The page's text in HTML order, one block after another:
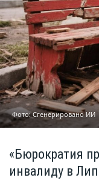
Фото: Сгенерировано ИИ
«Бюрократия
инвалиду в